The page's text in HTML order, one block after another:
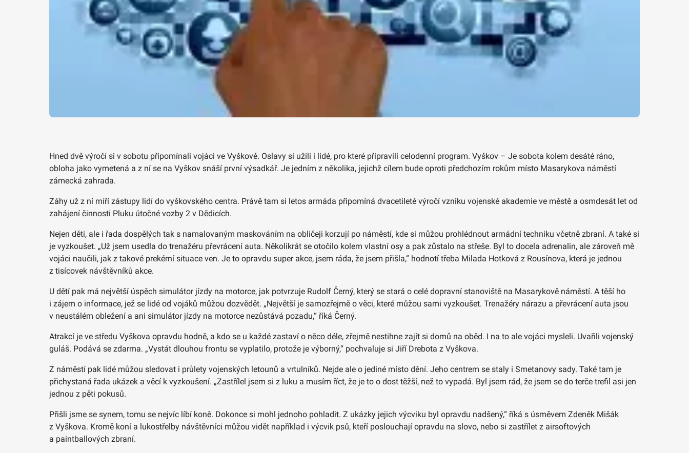
Hned dvě výročí si v sobotu připomínali vojáci ve Vyškově. Oslavy si užili i lidé, pro které připravili celodenní program. Vyškov – Je sobota kolem desáté ráno,
obloha jako vymetená a z ní se na Vyškov snáší první výsadkář. Je jedním z několika, jejichž cílem bude oproti předchozím rokům místo Masarykova náměstí
zámecká zahrada.
Záhy už z ní míří zástupy lidí do vyškovského centra. Právě tam si letos armáda připomíná dvacetileté výročí vzniku vojenské akademie ve městě a osmdesát let od
zahájení činnosti Pluku útočné vozby 2 v Dědicích.
Nejen děti, ale i řada dospělých tak s namalovaným maskováním na obličeji korzují po náměstí, kde si můžou prohlédnout armádní techniku včetně zbraní. A také si
je vyzkoušet. „Už jsem usedla do trenažéru převrácení auta. Několikrát se otočilo kolem vlastní osy a pak zůstalo na střeše. Byl to docela adrenalin, ale zároveň mě
vojáci naučili, jak z takové prekérní situace ven. Je to opravdu super akce, jsem ráda, že jsem přišla,“ hodnotí třeba Milada Hotková z Rousínova, která je jednou
z tisícovek návštěvníků akce.
U dětí pak má největší úspěch simulátor jízdy na motorce, jak potvrzuje Rudolf Černý, který se stará o celé dopravní stanoviště na Masarykově náměstí. A těší ho
i zájem o informace, jež se lidé od vojáků můžou dozvědět. „Největší je samozřejmě o věci, které můžou sami vyzkoušet. Trenažéry nárazu a převrácení auta jsou
v neustálém obležení a ani simulátor jízdy na motorce nezůstává pozadu,“ říká Černý.
Atrakcí je ve středu Vyškova opravdu hodně, a kdo se u každé zastaví o něco déle, zřejmě nestihne zajít si domů na oběd. I na to ale vojáci mysleli. Uvařili vojenský
guláš. Podává se zdarma. „Vystát dlouhou frontu se vyplatilo, protože je výborný,“ pochvaluje si Jiří Drebota z Vyškova.
Z náměstí pak lidé můžou sledovat i průlety vojenských letounů a vrtulníků. Nejde ale o jediné místo dění. Jeho centrem se staly i Smetanovy sady. Také tam je
přichystaná řada ukázek a věcí k vyzkoušení. „Zastřílel jsem si z luku a musím říct, že je to o dost těžší, než to vypadá. Byl jsem rád, že jsem se do terče trefil asi jen
jednou z pěti pokusů.
Přišli jsme se synem, tomu se nejvíc líbí koně. Dokonce si mohl jednoho pohladit. Z ukázky jejich výcviku byl opravdu nadšený,“ říká s úsměvem Zdeněk Mišák
z Vyškova. Kromě koní a lukostřelby návštěvníci můžou vidět například i výcvik psů, kteří poslouchají opravdu na slovo, nebo si zastřílet z airsoftových
a paintballových zbraní.